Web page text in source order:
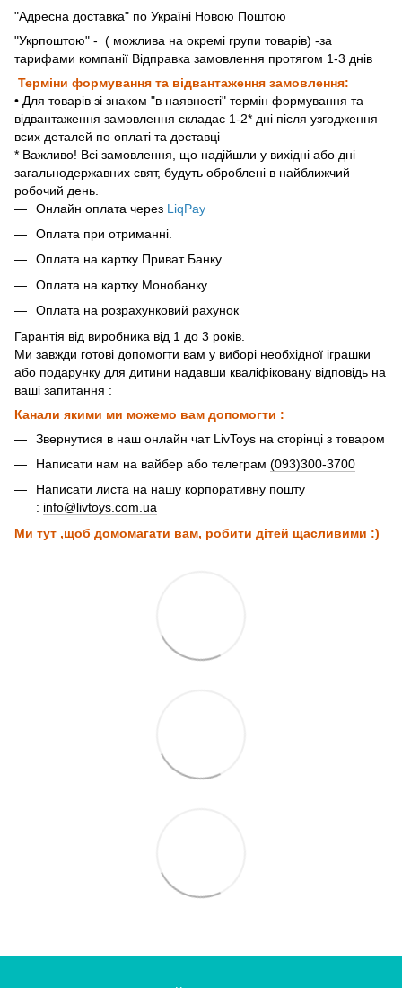
"Адресна доставка" по Україні Новою Поштою
"Укрпоштою" - ( можлива на окремі групи товарів) -за
тарифами компанії Відправка замовлення протягом 1-3 днів
Терміни формування та відвантаження замовлення:
• Для товарів зі знаком "в наявності" термін формування та
відвантаження замовлення складає 1-2* дні після узгодження
всих деталей по оплаті та доставці
* Важливо! Всі замовлення, що надійшли у вихідні або дні
загальнодержавних свят, будуть оброблені в найближчий
робочий день.
Онлайн оплата через LiqPay
Оплата при отриманні.
Оплата на картку Приват Банку
Оплата на картку Монобанку
Оплата на розрахунковий рахунок
Гарантія від виробника від 1 до 3 років.
Ми завжди готові допомогти вам у виборі необхідної іграшки
або подарунку для дитини надавши кваліфіковану відповідь на
ваші запитання :
Канали якими ми можемо вам допомогти :
Звернутися в наш онлайн чат LivToys на сторінці з товаром
Написати нам на вайбер або телеграм (093)300-3700
Написати листа на нашу корпоративну пошту
: info@livtoys.com.ua
Ми тут ,щоб домомагати вам, робити дітей щасливими :)